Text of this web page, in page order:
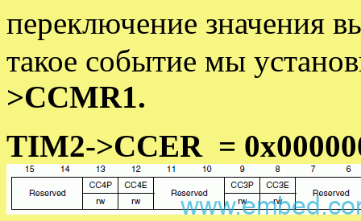
переключение значения
такое событие мы
>CCMR1.
TIM2->CCER =